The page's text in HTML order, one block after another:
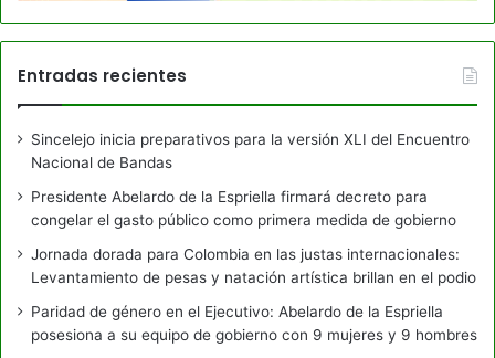
Entradas recientes
Sincelejo inicia preparativos para la versión XLI del Encuentro
Nacional de Bandas
Presidente Abelardo de la Espriella firmará decreto para
congelar el gasto público como primera medida de gobierno
Jornada dorada para Colombia en las justas internacionales:
Levantamiento de pesas y natación artística brillan en el podio
Paridad de género en el Ejecutivo: Abelardo de la Espriella
posesiona a su equipo de gobierno con 9 mujeres y 9 hombres